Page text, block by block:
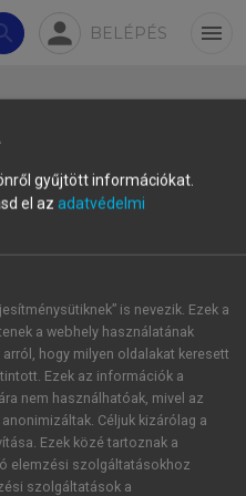
person BELÉPÉS menu
SMA Disease
PhD-hallgató,
Állam- és
Szeged
gyűjtött információkat.
el az adatvédelmi
is nevezik. Ezek a
a webhely használatának
hogy milyen oldalakat keresett
Ezek az információk a
nem használhatóak, mivel az
Céljuk kizárólag a
Ezek közé tartoznak a
elemzési szolgáltatásokhoz
szolgáltatások a